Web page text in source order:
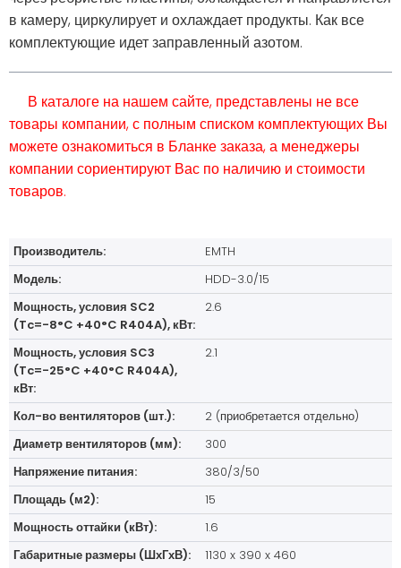
в камеру, циркулирует и охлаждает продукты. Как все
комплектующие идет заправленный азотом.
В каталоге на нашем сайте, представлены не все
товары компании, с полным списком комплектующих Вы
можете ознакомиться в Бланке заказа, а менеджеры
компании сориентируют Вас по наличию и стоимости
товаров.
Производитель:
EMTH
Модель:
HDD-3.0/15
Мощность, условия SC2
(Tc=-8°C +40°C R404A), кВт:
2.6
Мощность, условия SC3
(Tc=-25°C +40°C R404A),
кВт:
2.1
Кол-во вентиляторов (шт.):
2 (приобретается отдельно)
Диаметр вентиляторов (мм):
300
Напряжение питания:
380/3/50
Площадь (м2):
15
Мощность оттайки (кВт):
1.6
Габаритные размеры (ШхГхВ):
1130 x 390 x 460